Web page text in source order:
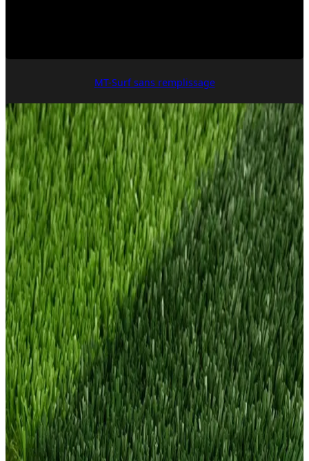
MT-Surf sans remplissage